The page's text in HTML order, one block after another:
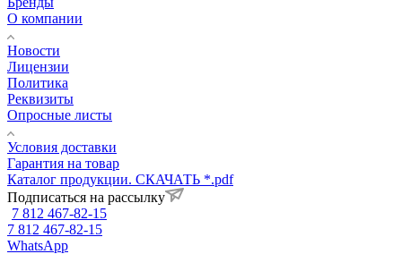
О компании
Новости
Лицензии
Политика
Реквизиты
Опросные листы
Условия доставки
Гарантия на товар
Каталог продукции. СКАЧАТЬ *.pdf
Подписаться на рассылку
7 812 467-82-15
7 812 467-82-15
WhatsApp